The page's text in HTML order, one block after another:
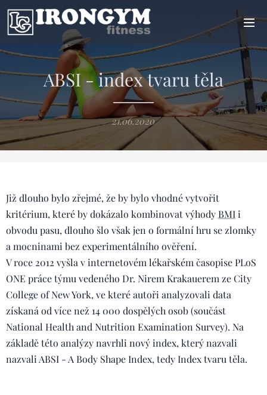
ABSI - index tvaru těla
21.06.2020
Již dlouho bylo zřejmé, že by bylo vhodné vytvořit
kritérium, které by dokázalo kombinovat výhodyBMIi
obvodu pasu, dlouho šlo však jen o formální hru se zlomky
a mocninami bez experimentálního ověření.
V roce 2012 vyšla v internetovém lékařském časopise PLoS
ONE práce týmu vedeného Dr. Nirem Krakauerem ze City
College of New York, ve které autoři analyzovali data
získaná od více než 14 000 dospělých osob (součást
National Health and Nutrition Examination Survey). Na
základě této analýzy navrhli nový index, který nazvali
nazvali ABSI - A Body Shape Index, tedy Index tvaru těla.